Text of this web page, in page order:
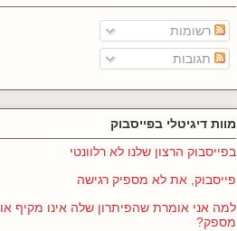
רשומות
תגובות
מוות דיגיטלי בפייסבוק
בפייסבוק הרצון שלנו לא רלוונטי
פייסבוק, את לא מספיק רגישה
למה אני אומרת שהפיתרון שלה אינו מקיף או
מספק?